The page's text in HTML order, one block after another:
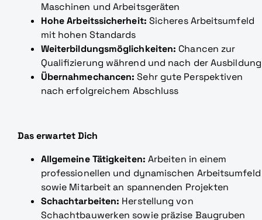
Maschinen und Arbeitsgeräten
Hohe Arbeitssicherheit: Sicheres Arbeitsumfeld
mit hohen Standards
Weiterbildungsmöglichkeiten: Chancen zur
Qualifizierung während und nach der Ausbildung
Übernahmechancen: Sehr gute Perspektiven
nach erfolgreichem Abschluss
Das erwartet Dich
Allgemeine Tätigkeiten: Arbeiten in einem
professionellen und dynamischen Arbeitsumfeld
sowie Mitarbeit an spannenden Projekten
Schachtarbeiten: Herstellung von
Schachtbauwerken sowie präzise Baugruben